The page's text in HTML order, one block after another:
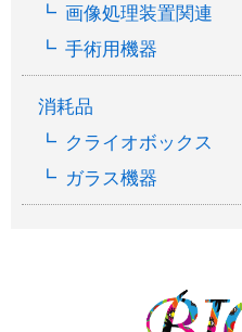
画像処理装置関連
手術用機器
消耗品
クライオボックス
ガラス機器